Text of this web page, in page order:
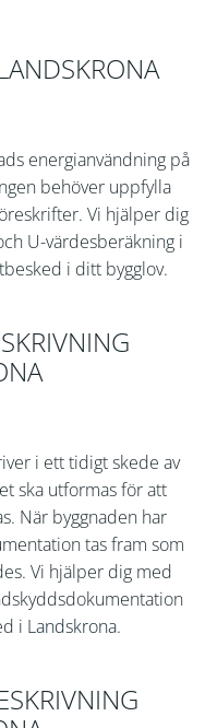
energianvändning på
behöver uppfylla
Vi hjälper dig
U-värdesberäkning i
i ditt bygglov.
i ett tidigt skede av
ska utformas för att
När byggnaden har
tas fram som
Vi hjälper dig med
i Landskrona.